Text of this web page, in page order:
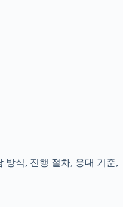
방식, 진행 절차, 응대 기준,